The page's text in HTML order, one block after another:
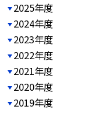
2025年度
2024年度
2023年度
2022年度
2021年度
2020年度
2019年度